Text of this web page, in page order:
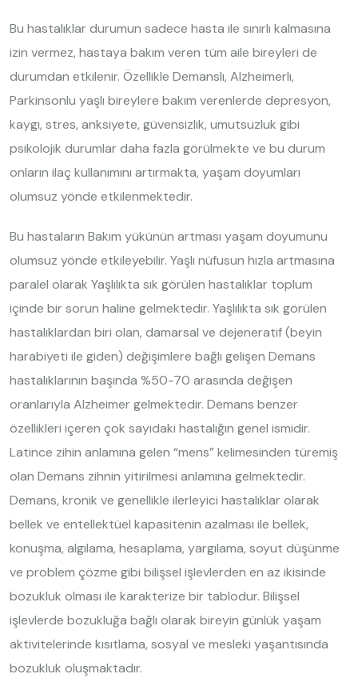
Bu hastalıklar durumun sadece hasta ile sınırlı kalmasına
izin vermez, hastaya bakım veren tüm aile bireyleri de
durumdan etkilenir. Özellikle Demanslı, Alzheimerlı,
Parkinsonlu yaşlı bireylere bakım verenlerde depresyon,
kaygı, stres, anksiyete, güvensizlik, umutsuzluk gibi
psikolojik durumlar daha fazla görülmekte ve bu durum
onların ilaç kullanımını artırmakta, yaşam doyumları
olumsuz yönde etkilenmektedir.
Bu hastaların Bakım yükünün artması yaşam doyumunu
olumsuz yönde etkileyebilir. Yaşlı nüfusun hızla artmasına
paralel olarak Yaşlılıkta sık görülen hastalıklar toplum
içinde bir sorun haline gelmektedir. Yaşlılıkta sık görülen
hastalıklardan biri olan, damarsal ve dejeneratif (beyin
harabiyeti ile giden) değişimlere bağlı gelişen Demans
hastalıklarının başında %50-70 arasında değişen
oranlarıyla Alzheimer gelmektedir. Demans benzer
özellikleri içeren çok sayıdaki hastalığın genel ismidir.
Latince zihin anlamına gelen “mens” kelimesinden türemiş
olan Demans zihnin yitirilmesi anlamına gelmektedir.
Demans, kronik ve genellikle ilerleyici hastalıklar olarak
bellek ve entellektüel kapasitenin azalması ile bellek,
konuşma, algılama, hesaplama, yargılama, soyut düşünme
ve problem çözme gibi bilişsel işlevlerden en az ikisinde
bozukluk olması ile karakterize bir tablodur. Bilişsel
işlevlerde bozukluğa bağlı olarak bireyin günlük yaşam
aktivitelerinde kısıtlama, sosyal ve mesleki yaşantısında
bozukluk oluşmaktadır.